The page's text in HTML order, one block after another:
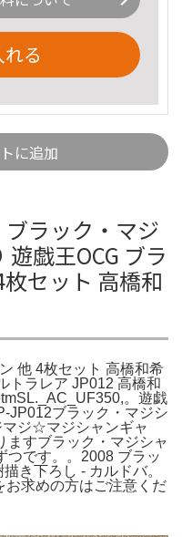
る
に追加
ラック・マジ
戯王OCG ブラ
セット 高橋和
他 4枚セット 高橋和希
トラレア JP012 高橋和
。遊戯
ブラック・マジシ
ジ☆マジシャンギャ
すブラック・マジシャ
つです。。2008 ブラッ
き下ろし - カルドバ。
お求めの方はご注意くだ